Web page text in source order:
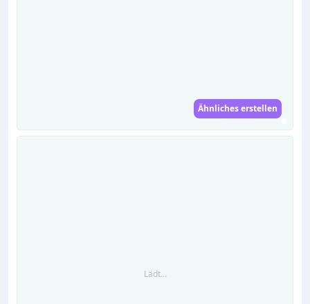
Ähnliches erstellen
Lädt...